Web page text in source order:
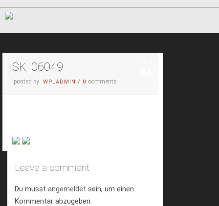
SK_06049
posted by WP_ADMIN / 0 comments
Leave a comment
Du musstangemeldet sein, um einen
Kommentar abzugeben.